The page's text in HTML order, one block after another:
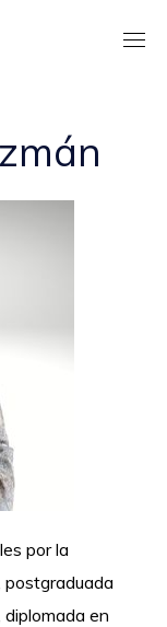
por la
postgraduada
en